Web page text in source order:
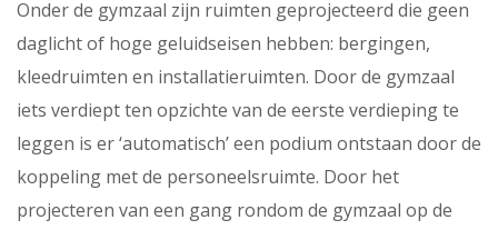
Onder de gymzaal zijn ruimten geprojecteerd die geen
daglicht of hoge geluidseisen hebben: bergingen,
kleedruimten en installatieruimten. Door de gymzaal
iets verdiept ten opzichte van de eerste verdieping te
leggen is er ‘automatisch’ een podium ontstaan door de
koppeling met de personeelsruimte. Door het
projecteren van een gang rondom de gymzaal op de